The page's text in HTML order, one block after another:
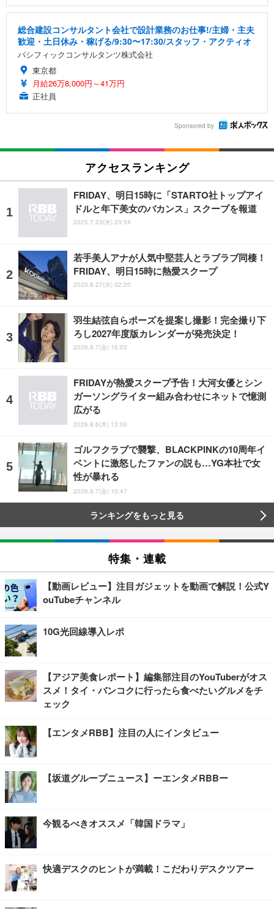
総合建設コンサルタント会社で設計業務のお仕事!/主婦・主夫
歓迎・土日休み・稼げる/9:30〜17:30/スタッフ・アクティオ
パシフィックコンサルタンツ株式会社
東京都
月給26万8,000円～41万円
正社員
Sponsored by
アクセスランキング
FRIDAY、明日15時に「STARTO社トップアイ
ドルと年下美女のバカンス」スクープを報道
2025.7.23(水) 20:54
若手美人アナが人気中堅芸人とラブラブ同棲！
FRIDAY、明日15時に熱愛スクープ
2025.8.27(水) 22:20
羽生結弦自らポーズを提案し撮影！完全撮り下
ろし2027年度版カレンダーが発売決定！
2026.8.7(金) 16:03
FRIDAYが熱愛スクープ予告！大河女優とシン
ガーソングライター組み合わせにネットで憶測
広がる
2026.8.6(木) 13:00
ゴルフクラブで襲撃、BLACKPINKの10周年イ
ベントに激怒したファンの説も…YG本社で女
性が暴れる
2026.8.7(金) 10:47
ランキングをもっと見る
特集・連載
【動画レビュー】注目ガジェットを動画で解説！公式Y
ouTubeチャンネル
10G光回線導入レポ
【アジア美食レポート】編集部注目のYouTuberがオス
スメ！タイ・バンコクに行ったら食べたいグルメをチ
ェック
【エンタメRBB】注目の人にインタビュー
【坂道グループニュース】ーエンタメRBBー
今観るべきオススメ「韓国ドラマ」
快適デスクのヒントが満載！こだわりデスクツアー